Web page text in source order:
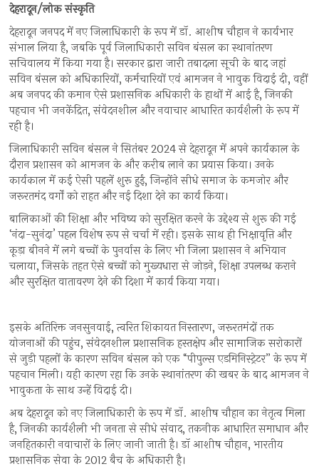
देहरादून/लोक संस्कृति
देहरादून जनपद में नए जिलाधिकारी के रूप में डॉ. आशीष चौहान ने कार्यभार
संभाल लिया है, जबकि पूर्व जिलाधिकारी सविन बंसल का स्थानांतरण
सचिवालय में किया गया है। सरकार द्वारा जारी तबादला सूची के बाद जहां
सविन बंसल को अधिकारियों, कर्मचारियों एवं आमजन ने भावुक विदाई दी, वहीं
अब जनपद की कमान ऐसे प्रशासनिक अधिकारी के हाथों में आई है, जिनकी
पहचान भी जनकेंद्रित, संवेदनशील और नवाचार आधारित कार्यशैली के रूप में
रही है।
जिलाधिकारी सविन बंसल ने सितंबर 2024 से देहरादून में अपने कार्यकाल के
दौरान प्रशासन को आमजन के और करीब लाने का प्रयास किया। उनके
कार्यकाल में कई ऐसी पहलें शुरू हुईं, जिन्होंने सीधे समाज के कमजोर और
जरूरतमंद वर्गों को राहत और नई दिशा देने का कार्य किया।
बालिकाओं की शिक्षा और भविष्य को सुरक्षित करने के उद्देश्य से शुरू की गई
‘नंदा-सुनंदा’ पहल विशेष रूप से चर्चा में रही। इसके साथ ही भिक्षावृत्ति और
कूड़ा बीनने में लगे बच्चों के पुनर्वास के लिए भी जिला प्रशासन ने अभियान
चलाया, जिसके तहत ऐसे बच्चों को मुख्यधारा से जोड़ने, शिक्षा उपलब्ध कराने
और सुरक्षित वातावरण देने की दिशा में कार्य किया गया।
इसके अतिरिक्त जनसुनवाई, त्वरित शिकायत निस्तारण, जरूरतमंदों तक
योजनाओं की पहुंच, संवेदनशील प्रशासनिक हस्तक्षेप और सामाजिक सरोकारों
से जुड़ी पहलों के कारण सविन बंसल को एक “पीपुल्स एडमिनिस्ट्रेटर” के रूप में
पहचान मिली। यही कारण रहा कि उनके स्थानांतरण की खबर के बाद आमजन ने
भावुकता के साथ उन्हें विदाई दी।
अब देहरादून को नए जिलाधिकारी के रूप में डॉ. आशीष चौहान का नेतृत्व मिला
है, जिनकी कार्यशैली भी जनता से सीधे संवाद, तकनीक आधारित समाधान और
जनहितकारी नवाचारों के लिए जानी जाती है। डॉ आशीष चौहान, भारतीय
प्रशासनिक सेवा के 2012 बैच के अधिकारी है।